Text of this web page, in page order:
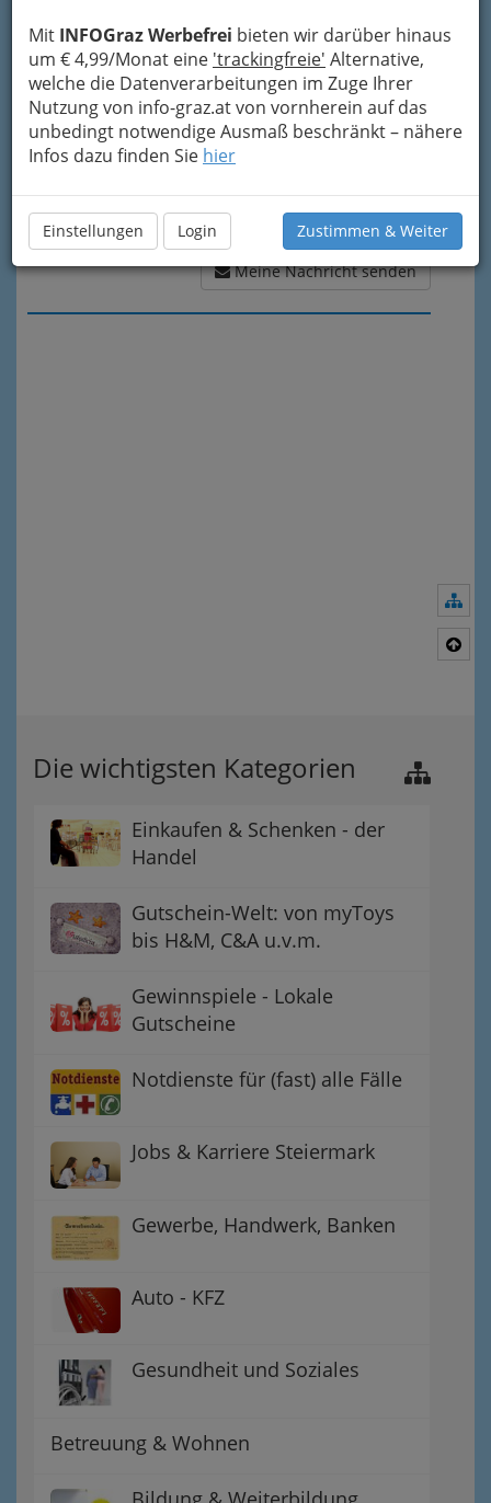
Mit INFOGraz Werbefrei bieten wir darüber hinaus
um € 4,99/Monat eine 'trackingfreie' Alternative,
welche die Datenverarbeitungen im Zuge Ihrer
Nutzung von info-graz.at von vornherein auf das
unbedingt notwendige Ausmaß beschränkt – nähere
Infos dazu finden Sie hier
Einstellungen Login Zustimmen & Weiter
Meine Nachricht senden
Die wichtigsten Kategorien
Einkaufen & Schenken - der
Handel
Gutschein-Welt: von myToys
bis H&M, C&A u.v.m.
Gewinnspiele - Lokale
Gutscheine
Notdienste für (fast) alle Fälle
Jobs & Karriere Steiermark
Gewerbe, Handwerk, Banken
Auto - KFZ
Gesundheit und Soziales
Betreuung & Wohnen